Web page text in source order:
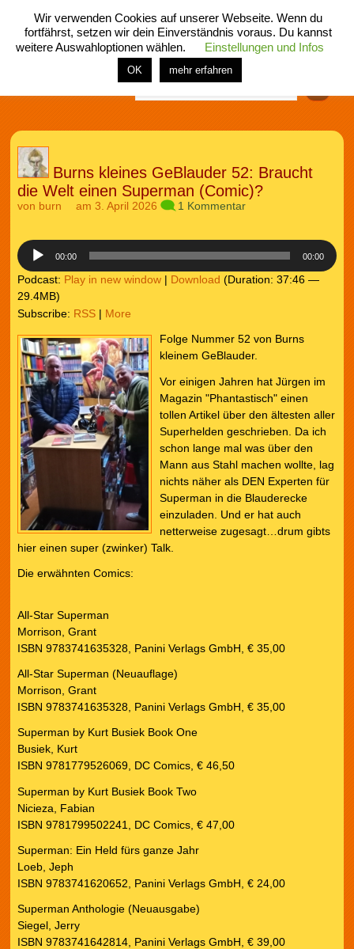
menü
home rubrik buch comic spiel fotos shop
Burns kleines GeBlauder 52: Braucht
die Welt einen Superman (Comic)?
von burn am 3. April 2026 1 Kommentar
Audio-
Player
00:00 00:00
Podcast: Play in new window| Download (Duration: 37:46 —
29.4MB)
Subscribe: RSS| More
Folge Nummer 52 von Burns
kleinem GeBlauder.
Vor einigen Jahren hat Jürgen im
Magazin "Phantastisch" einen
tollen Artikel über den ältesten aller
Superhelden geschrieben. Da ich
schon lange mal was über den
Mann aus Stahl machen wollte, lag
nichts näher als DEN Experten für
Superman in die Blauderecke
einzuladen. Und er hat auch
netterweise zugesagt…drum gibts
hier einen super (zwinker) Talk.
Die erwähnten Comics:
All-Star Superman
Morrison, Grant
ISBN 9783741635328, Panini Verlags GmbH, € 35,00
All-Star Superman (Neuauflage)
Morrison, Grant
ISBN 9783741635328, Panini Verlags GmbH, € 35,00
Superman by Kurt Busiek Book One
Busiek, Kurt
ISBN 9781779526069, DC Comics, € 46,50
Superman by Kurt Busiek Book Two
Nicieza, Fabian
ISBN 9781799502241, DC Comics, € 47,00
Superman: Ein Held fürs ganze Jahr
Loeb, Jeph
ISBN 9783741620652, Panini Verlags GmbH, € 24,00
Superman Anthologie (Neuausgabe)
Siegel, Jerry
ISBN 9783741642814, Panini Verlags GmbH, € 39,00
Wir verwenden Cookies auf unserer Webseite. Wenn du
fortfährst, setzen wir dein Einverständnis voraus. Du kannst
weitere Auswahloptionen wählen.
Einstellungen und Infos
OK mehr erfahren